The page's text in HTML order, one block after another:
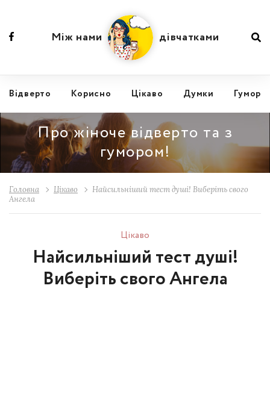
Відвертo Корисно Цікаво Думки Гумор
Між нами дівчатками
Про жіноче відверто та з
гумором!
Головна Цікаво
Найсильніший тест душі! Виберіть свого
Ангела
Цікаво
Найсильніший тест душі!
Виберіть свого Ангела